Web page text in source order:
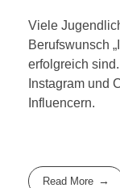
Viele
Berufswunsch
erfolgreich
Instagram und
Influencern.
Read More